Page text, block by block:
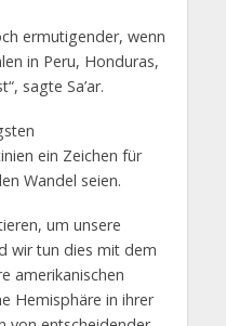
ermutigender, wenn
in Peru, Honduras,
sagte Sa’ar.
ein Zeichen für
Wandel seien.
um unsere
wir tun dies mit dem
amerikanischen
Hemisphäre in ihrer